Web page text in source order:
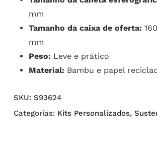
mm
Tamanho da caixa de oferta:
mm
Peso: Leve e prático
Material: Bambu e papel
SKU: S93624
Categorias: Kits Personalizados,